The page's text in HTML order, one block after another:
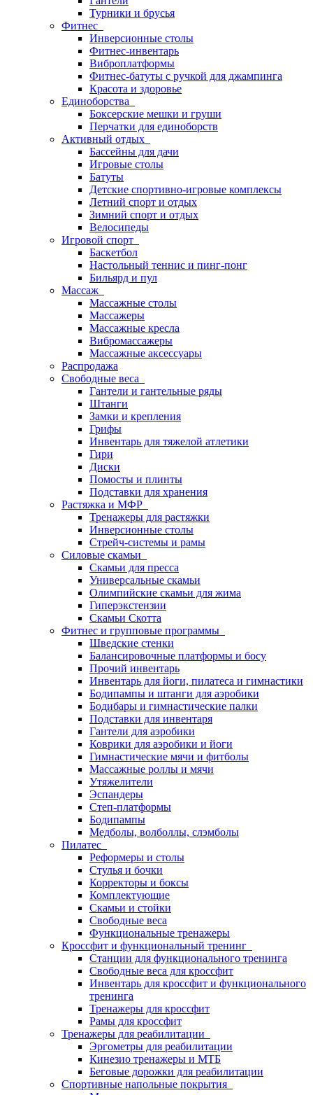
Турники и брусья
Фитнес
Инверсионные столы
Фитнес-инвентарь
Виброплатформы
Фитнес-батуты с ручкой для джампинга
Красота и здоровье
Единоборства
Боксерские мешки и груши
Перчатки для единоборств
Активный отдых
Бассейны для дачи
Игровые столы
Батуты
Детские спортивно-игровые комплексы
Летний спорт и отдых
Зимний спорт и отдых
Велосипеды
Игровой спорт
Баскетбол
Настольный теннис и пинг-понг
Бильярд и пул
Массаж
Массажные столы
Массажеры
Массажные кресла
Вибромассажеры
Массажные аксессуары
Распродажа
Свободные веса
Гантели и гантельные ряды
Штанги
Замки и крепления
Грифы
Инвентарь для тяжелой атлетики
Гири
Диски
Помосты и плинты
Подставки для хранения
Растяжка и МФР
Тренажеры для растяжки
Инверсионные столы
Стрейч-системы и рамы
Силовые скамьи
Скамьи для пресса
Универсальные скамьи
Олимпийские скамьи для жима
Гиперэкстензии
Скамьи Скотта
Фитнес и групповые программы
Шведские стенки
Балансировочные платформы и босу
Прочий инвентарь
Инвентарь для йоги, пилатеса и гимнастики
Бодипампы и штанги для аэробики
Бодибары и гимнастические палки
Подставки для инвентаря
Гантели для аэробики
Коврики для аэробики и йоги
Гимнастические мячи и фитболы
Массажные роллы и мячи
Утяжелители
Эспандеры
Степ-платформы
Бодипампы
Медболы, волболлы, слэмболы
Пилатес
Реформеры и столы
Стулья и бочки
Корректоры и боксы
Комплектующие
Скамьи и стойки
Свободные веса
Функциональные тренажеры
Кроссфит и функциональный тренинг
Станции для функционального тренинга
Свободные веса для кроссфит
Инвентарь для кроссфит и функционального
тренинга
Тренажеры для кроссфит
Рамы для кроссфит
Тренажеры для реабилитации
Эргометры для реабилитации
Кинезио тренажеры и МТБ
Беговые дорожки для реабилитации
Спортивные напольные покрытия